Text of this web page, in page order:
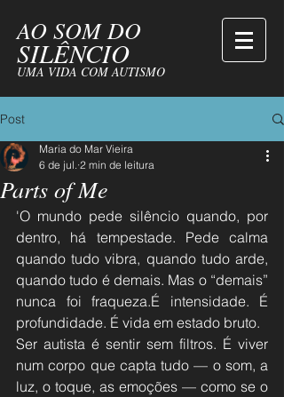
AO SOM DO
SILÊNCIO
UMA VIDA COM AUTISMO
Post
Parts of Me
Maria do Mar Vieira
6 de jul. 2 min de leitura
'O mundo pede silêncio quando, por
dentro, há tempestade. Pede calma
quando tudo vibra, quando tudo arde,
quando tudo é demais. Mas o “demais”
nunca foi fraqueza.É intensidade. É
profundidade. É vida em estado bruto.
Ser autista é sentir sem filtros. É viver
num corpo que capta tudo — o som, a
luz, o toque, as emoções — como se o